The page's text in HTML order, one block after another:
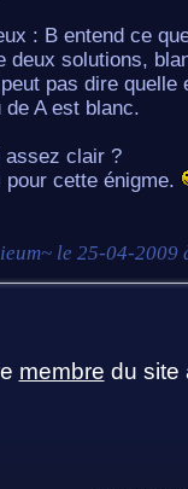
: B entend ce
deux solutions,
pas dire quelle
de A est blanc.
assez clair ?
pour cette énigme.
~ le 25-04-2009
membre du site